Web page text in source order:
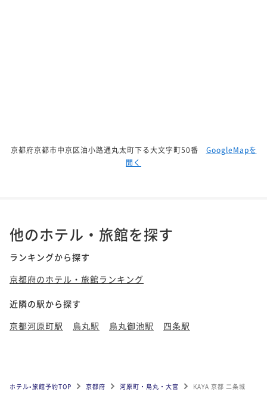
京都府京都市中京区油小路通丸太町下る大文字町50番
GoogleMapを
開く
他のホテル・旅館を探す
ランキングから探す
京都府のホテル・旅館ランキング
近隣の駅から探す
京都河原町駅
烏丸駅 烏丸御池駅 四条駅
ホテル•旅館予約TOP 京都府 河原町・烏丸・大宮 KAYA 京都 二条城